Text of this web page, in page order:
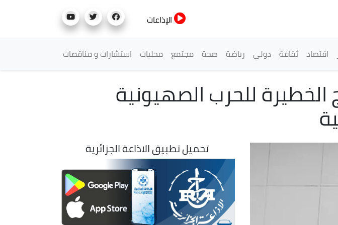
الإذاعات
اقتصاد ثقافة دولي رياضة صحة مجتمع محليات استشارات و مناقصات
الخطيرة للحرب الصهيونية
تحميل تطبيق الاذاعة الجزائرية